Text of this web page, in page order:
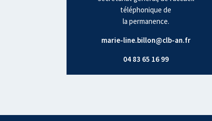
téléphonique de
la permanence.
marie-line.billon@clb-an.fr
04 83 65 16 99